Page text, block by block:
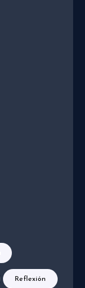
Reflexión